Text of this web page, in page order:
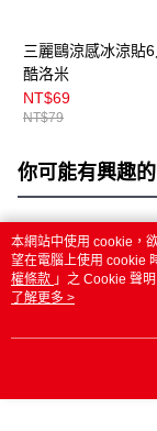
三麗鷗涼感冰涼貼6
酷洛米
NT$69
NT$79
你可能有興趣
熱門標籤
本網站中使用 cookie，
望在電腦上使用 cookie
權條款 」之 Cookie 聲
用條款之 Cookie 聲明使
了解更多 >